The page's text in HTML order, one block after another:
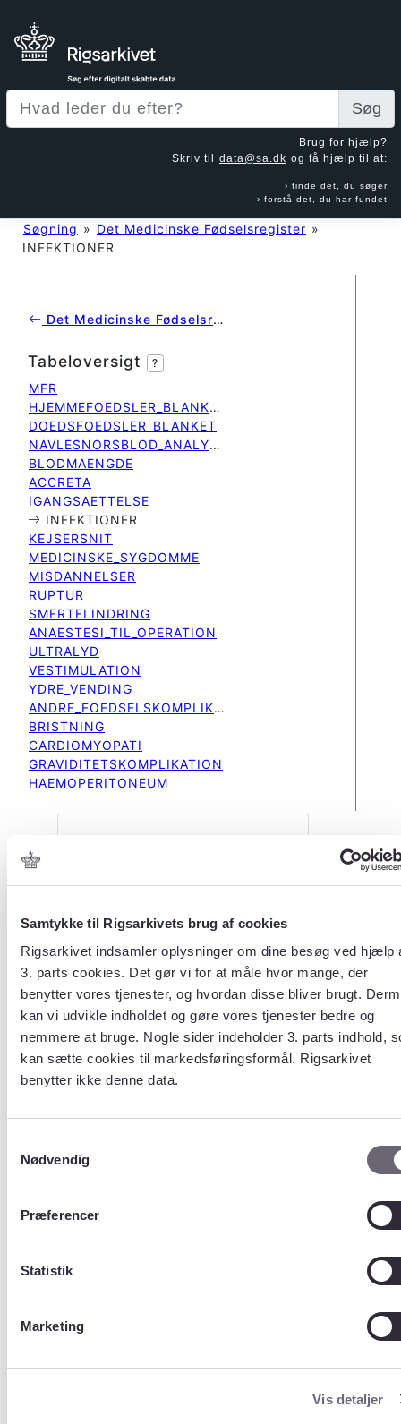
Samtykke til Rigsarkivets brug af cookies
Rigsarkivet indsamler oplysninger om dine besøg ved hjælp
3. parts cookies. Det gør vi for at måle hvor mange, der
benytter vores tjenester, og hvordan disse bliver brugt.
kan vi udvikle indholdet og gøre vores tjenester bedre og
nemmere at bruge. Nogle sider indeholder 3. parts indhold,
kan sætte cookies til markedsføringsformål. Rigsarkivet
benytter ikke denne data.
Nødvendig
Præferencer
Statistik
Marketing
Vis detaljer
Søg
Brug for hjælp?
Skriv til data@sa.dk og få hjælp til at:
finde det, du søger
forstå det, du har fundet
Søgning » Det Medicinske Fødselsregister »
INFEKTIONER
Det Medicinske Fødselsregister
Tabeloversigt ?
MFR
HJEMMEFOEDSLER_BLANKET
DOEDSFOEDSLER_BLANKET
NAVLESNORSBLOD_ANALYSE
BLODMAENGDE
ACCRETA
IGANGSAETTELSE
INFEKTIONER
KEJSERSNIT
MEDICINSKE_SYGDOMME
MISDANNELSER
RUPTUR
SMERTELINDRING
ANAESTESI_TIL_OPERATION
ULTRALYD
VESTIMULATION
YDRE_VENDING
ANDRE_FOEDSELSKOMPLIKATIONER
BRISTNING
CARDIOMYOPATI
GRAVIDITETSKOMPLIKATION
HAEMOPERITONEUM
INFEKTIO
NER
Beskrivelse
Oplysninger om
infektioner i form af
SKS koder og